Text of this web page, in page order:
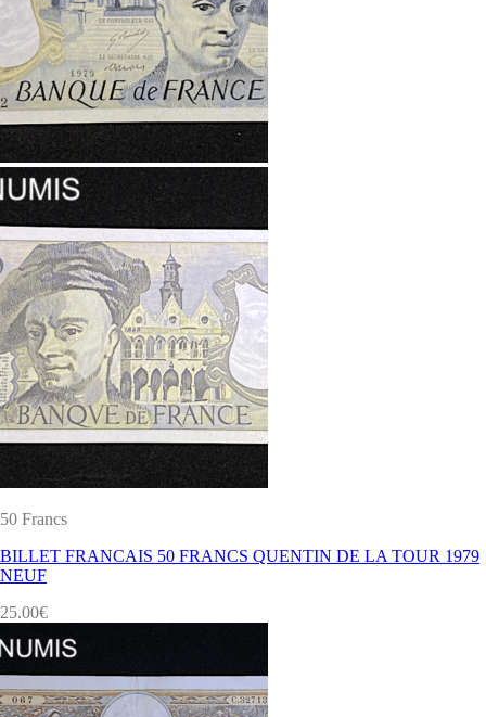
50 Francs
BILLET FRANCAIS 50 FRANCS QUENTIN DE LA TOUR 1979
NEUF
25.00€